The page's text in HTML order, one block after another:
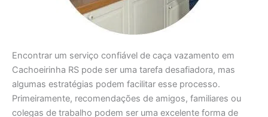
Encontrar um serviço confiável de caça vazamento em
Cachoeirinha RS pode ser uma tarefa desafiadora, mas
algumas estratégias podem facilitar esse processo.
Primeiramente, recomendações de amigos, familiares ou
colegas de trabalho podem ser uma excelente forma de